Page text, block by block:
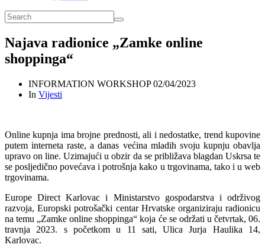
Najava radionice „Zamke online
shoppinga“
INFORMATION WORKSHOP02/04/2023
In Vijesti
Online kupnja ima brojne prednosti, ali i nedostatke, trend kupovine
putem interneta raste, a danas većina mladih svoju kupnju obavlja
upravo on line. Uzimajući u obzir da se približava blagdan Uskrsa te
se posljedično povećava i potrošnja kako u trgovinama, tako i u web
trgovinama.
Europe Direct Karlovac i Ministarstvo gospodarstva i održivog
razvoja, Europski potrošački centar Hrvatske organiziraju radionicu
na temu „Zamke online shoppinga“ koja će se održati u četvrtak, 06.
travnja 2023. s početkom u 11 sati, Ulica Jurja Haulika 14,
Karlovac.